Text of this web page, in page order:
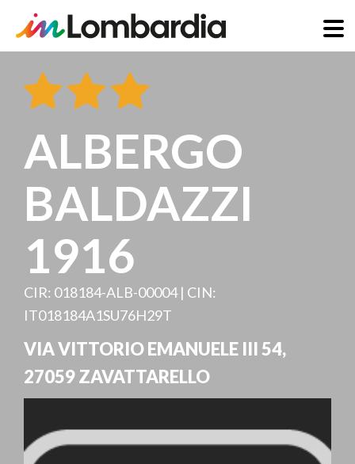
contenuto
ALBERGO
BALDAZZI
1916
CIR: 018184-ALB-00004 | CIN:
IT018184A1SU76H29T
VIA VITTORIO EMANUELE III 54,
27059ZAVATTARELLO